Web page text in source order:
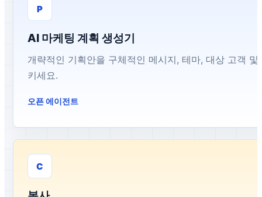
P
AI 마케팅 계획 생성기
개략적인 기획안을 구체적인 메시지, 테마, 대상 고객
키세요.
오픈 에이전트
C